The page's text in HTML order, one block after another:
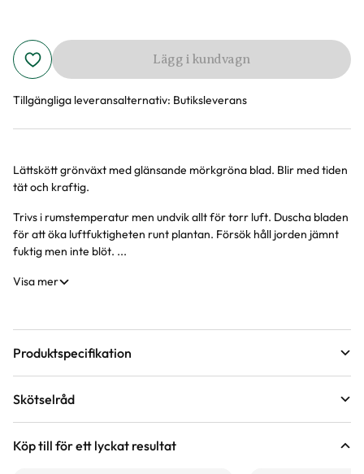
Lägg i kundvagn
Tillgängliga leveransalternativ: Butiksleverans
Produktinformation
Lättskött grönväxt med glänsande mörkgröna blad. Blir med tiden
tät och kraftig.
Trivs i rumstemperatur men undvik allt för torr luft. Duscha bladen
för att öka luftfuktigheten runt plantan. Försök håll jorden jämnt
fuktig men inte blöt. ...
Visa mer
Produktspecifikation
Krukstorlek
Hur vi mäter leveranshöjd på växter
Skötselråd
Läge Halvskugga till skugga
Köp till för ett lyckat resultat